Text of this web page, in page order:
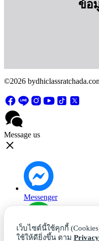
ข้อ
©2026
Message us
Messenger
Line
เว็บไซต์นี้ใช้คุกกี้
ใช้ให้ดียิ่งขึ้น ตาม